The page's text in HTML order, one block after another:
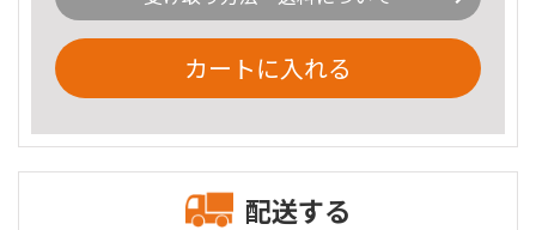
カートに入れる
配送する